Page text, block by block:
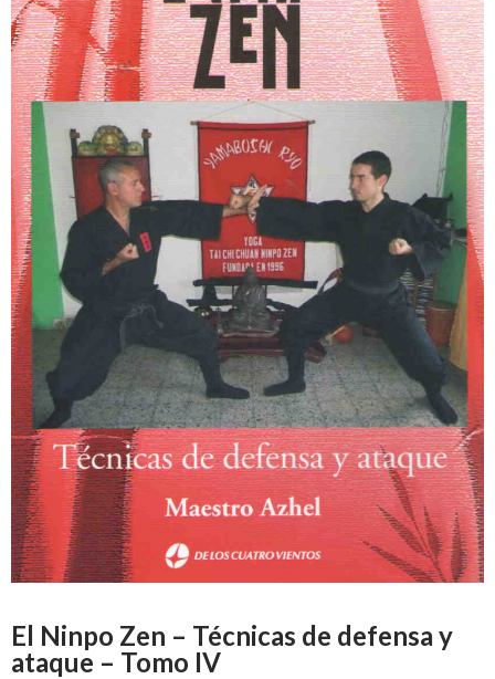
El Ninpo Zen – Técnicas de defensa y
ataque – Tomo IV